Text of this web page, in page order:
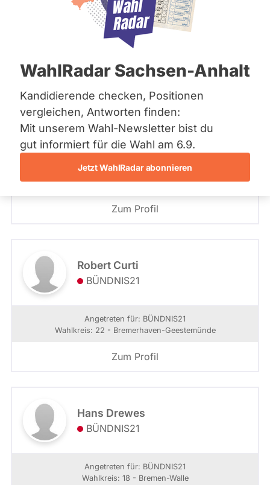
Bremen
Hamburg
Mecklenburg-Vorpommern
Nordrhein-Westfalen
Saarland
Sachsen
Sachsen-Anhalt
Sachsen-Anhalt
Schleswig-Holstein
Thüringen
Archiv
WahlRadar Sachsen-Anhalt
Kandidierende checken, Positionen
vergleichen, Antworten finden:
Mit unserem Wahl-Newsletter bist du
gut informiert für die Wahl am 6.9.
Jetzt WahlRadar abonnieren
BÜNDNIS21
Wahlkreis
- Alle -
Wahlliste
- Alle -
BÜNDNIS21
Günter Bergmann
BÜNDNIS21
Angetreten für: BÜNDNIS21
Wahlkreis: 3 - Bremen-Burglesum
Zum Profil
Robert Curti
BÜNDNIS21
Angetreten für: BÜNDNIS21
Wahlkreis: 22 - Bremerhaven-Geestemünde
Zum Profil
Hans Drewes
BÜNDNIS21
Angetreten für: BÜNDNIS21
Wahlkreis: 18 - Bremen-Walle